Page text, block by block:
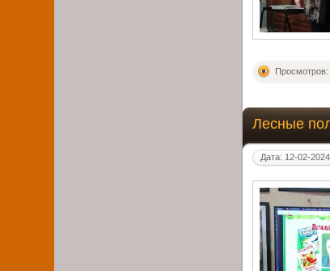
Просмотров:
Лесные
Дата: 12-02-